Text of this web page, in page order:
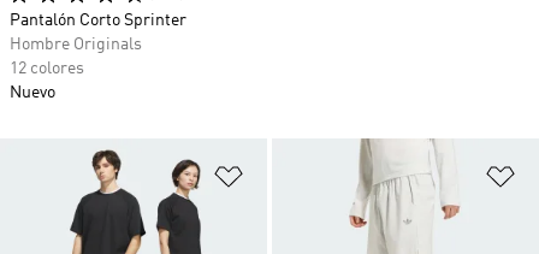
Añadir a la lista de deseos
Pantalón Corto Sprinter
Hombre Originals
12 colores
Nuevo